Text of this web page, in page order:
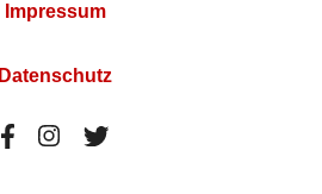
Impressum
Datenschutz